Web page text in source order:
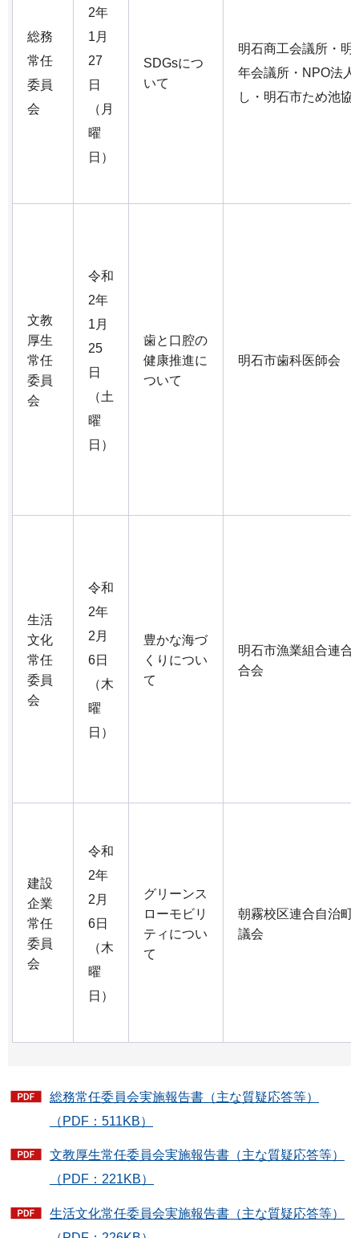
総務
常任
委員
会
2年
1月
27
日
（月
曜
日）
SDGsにつ
いて
明石商工会議所・明
年会議所・NPO法
し・明石市ため池協
文教
厚生
常任
委員
会
令和
2年
1月
25
日
（土
曜
日）
歯と口腔の
健康推進に
ついて
明石市歯科医師会
生活
文化
常任
委員
会
令和
2年
2月
6日
（木
曜
日）
豊かな海づ
くりについ
て
明石市漁業組合連合
合会
建設
企業
常任
委員
会
令和
2年
2月
6日
（木
曜
日）
グリーンス
ローモビリ
ティについ
て
朝霧校区連合自治町
議会
総務常任委員会実施報告書（主な質疑応答等）
（PDF：511KB）
文教厚生常任委員会実施報告書（主な質疑応答等）
（PDF：221KB）
生活文化常任委員会実施報告書（主な質疑応答等）